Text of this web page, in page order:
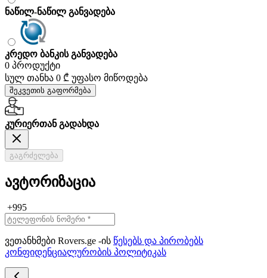
ნაწილ-ნაწილ განვადება
კრედო ბანკის განვადება
0 პროდუქტი
სულ თანხა 0 ₾ უფასო მიწოდება
შეკვეთის გაფორმება
კურიერთან გადახდა
გაგრძელება
ავტორიზაცია
+995
ვეთანხმები Rovers.ge -ის წესებს და პირობებს
კონფიდენციალურობის პოლიტიკას